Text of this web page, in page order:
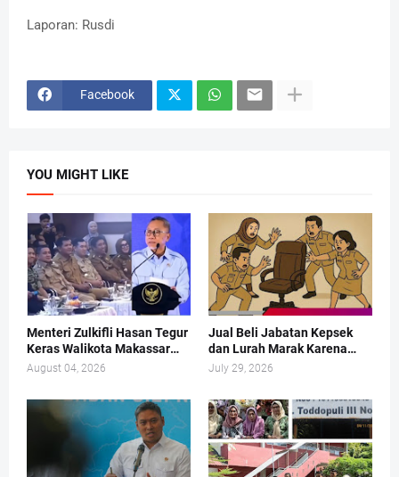
Laporan: Rusdi
Facebook
YOU MIGHT LIKE
Menteri Zulkifli Hasan Tegur
Keras Walikota Makassar
Soal Sampah
August 04, 2026
Jual Beli Jabatan Kepsek
dan Lurah Marak Karena
PANSEL Cuma Pajangan
July 29, 2026